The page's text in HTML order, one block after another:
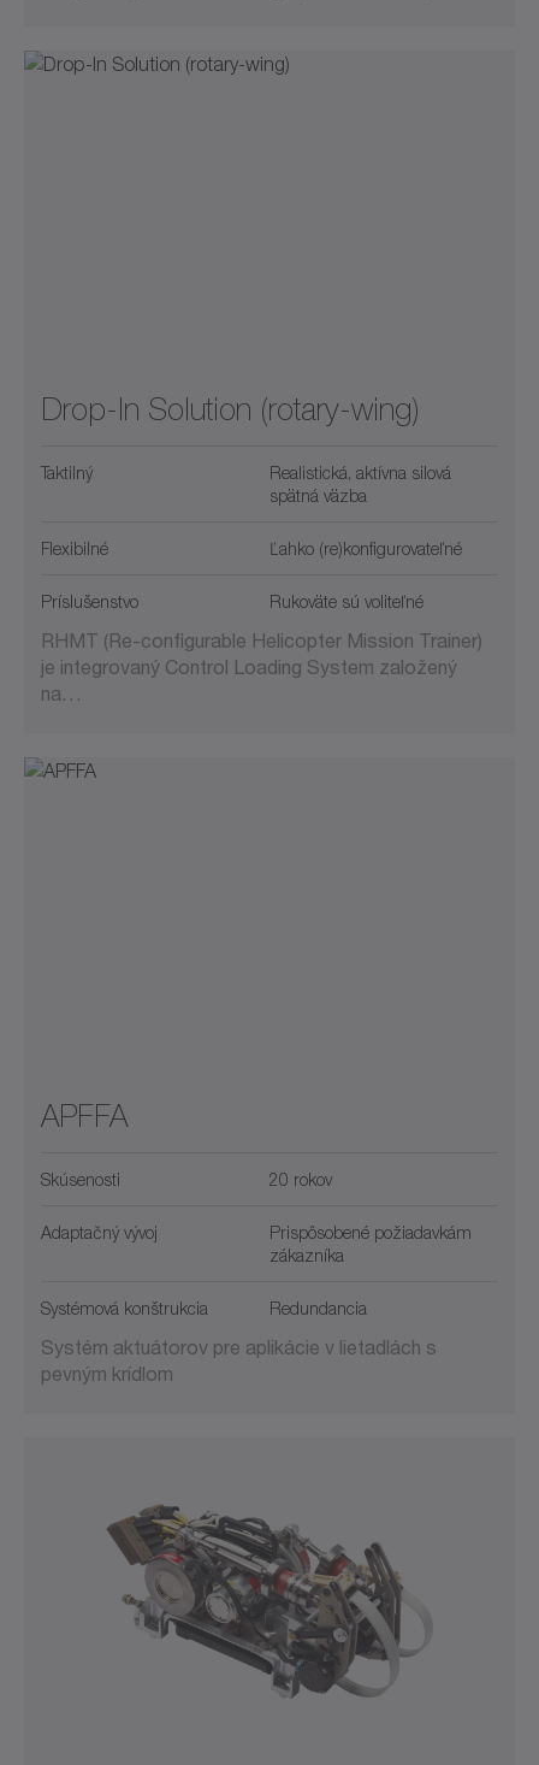
Drop-In Solution (rotary-wing)
Taktilný
Realistická, aktívna silová
spätná väzba
Flexibilné Ľahko (re)konfigurovateľné
Príslušenstvo Rukoväte sú voliteľné
RHMT (Re-configurable Helicopter Mission Trainer)
je integrovaný Control Loading System založený
na…
APFFA
Skúsenosti 20 rokov
Adaptačný vývoj
Prispôsobené požiadavkám
zákazníka
Systémová konštrukcia Redundancia
Systém aktuátorov pre aplikácie v lietadlách s
pevným krídlom